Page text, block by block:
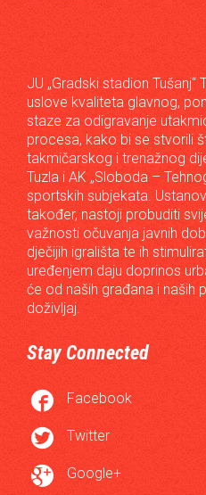
JU „Gradski stadion
uslove kvaliteta glavnog,
staze za odigravanje
procesa, kako bi se stvorili
takmičarskog i trenažnog
Tuzla i AK „Sloboda –
sportskih subjekata.
također, nastoji probuditi
važnosti očuvanja javnih
dječijih igrališta te ih
uređenjem daju doprinos
će od naših građana i naših
doživljaj.
Stay Connected
 Facebook
 Twitter
 Google+